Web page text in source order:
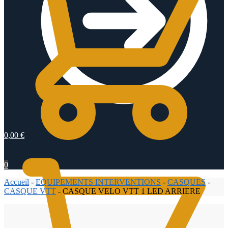
0,00 €
0
Accueil - EQUIPEMENTS INTERVENTIONS - CASQUES -
CASQUE VTT - CASQUE VELO VTT 1 LED ARRIERE